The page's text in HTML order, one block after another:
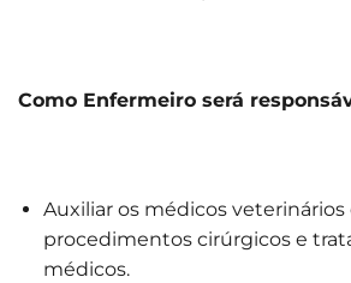
Como Enfermeiro será
Auxiliar os médicos veterinários
procedimentos cirúrgicos e
médicos.